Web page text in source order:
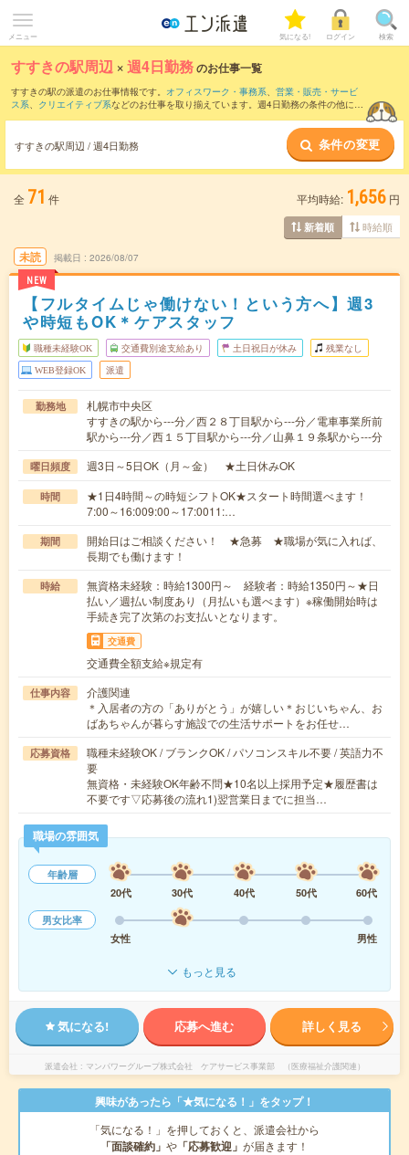
メニュー 気になる! ログイン 検索
すすきの駅周辺 ×週4日勤務のお仕事一覧
すすきの駅の派遣のお仕事情報です。 オフィスワーク・事務系、 営業・販売・サービ
ス系、 クリエイティブ系などのお仕事を取り揃えています。週4日勤務の条件の他に、
すすきの駅周辺 / 週4日勤務 条件の変更
全 71 件 平均時給: 1,656 円
新着順 時給順
未読
NEW
掲載日 2026/08/07
【フルタイムじゃ働けない！という方へ】週3
や時短もOK＊ケアスタッフ
職種未経験OK 交通費別途支給あり 土日祝日が休み 残業なし
WEB登録OK 派遣
勤務地
札幌市中央区
すすきの駅から---分／西２８丁目駅から---分／電車事業所前
駅から---分／西１５丁目駅から---分／山鼻１９条駅から---分
曜日頻度 週3日～5日OK（月～金） ★土日休みOK
時間
★1日4時間～の時短シフトOK★スタート時間選べます！
7:00～16:009:00～17:0011:…
期間
開始日はご相談ください！ ★急募 ★職場が気に入れば、
長期でも働けます！
時給
無資格未経験：時給1300円～ 経験者：時給1350円～★日
払い／週払い制度あり（月払いも選べます）※稼働開始時は
手続き完了次第のお支払いとなります。
交通費
交通費全額支給※規定有
仕事内容
介護関連
＊入居者の方の「ありがとう」が嬉しい＊おじいちゃん、お
ばあちゃんが暮らす施設での生活サポートをお任せ…
応募資格
職種未経験OK / ブランクOK / パソコンスキル不要 / 英語力不
要
無資格・未経験OK年齢不問★10名以上採用予定★履歴書は
不要です▽応募後の流れ1)翌営業日までに担当…
職場の雰囲気
年齢層
20代
30代 40代 50代
60代
男女比率
女性
男性
もっと見る
気になる! 応募へ進む 詳しく見る
派遣会社 マンパワーグループ株式会社 ケアサービス事業部 （医療福祉介護関連）
興味があったら「★気になる！」をタップ！
「気になる！」を押しておくと、派遣会社から
「面談確約」 や 「応募歓迎」 が届きます！